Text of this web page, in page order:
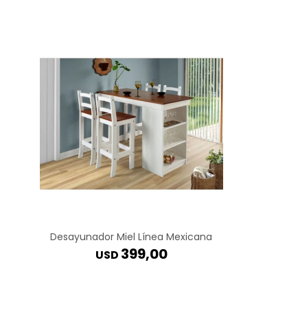
Desayunador Miel Línea Mexicana
USD 399,00